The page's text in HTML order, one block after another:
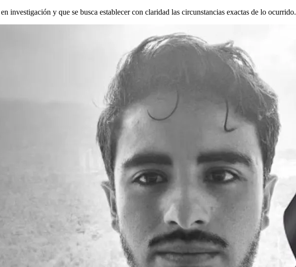
investigación y que se busca establecer con claridad las circunstancias exactas de lo ocurrido.